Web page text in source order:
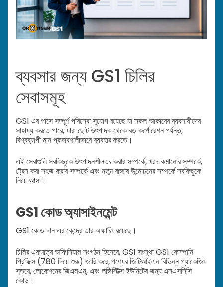
ব্যবসার জন্য GS1 চিলির
সেবাসমূহ
GS1 এর পাসে সম্পূর্ণ পরিসেবা সুযোগ রয়েছে যা সকল আকারের ব্যবসায়ীদের
সাহায্য করতে পারে, যারা ছোট উৎপাদক থেকে বড় কর্পোরেশন পর্যন্ত,
বিশ্বব্যাপী মান প্রভাবশালীভাবে ব্যবহার করতে।
এই সেবাগুলি সবকিছুকে উৎপাদনশীলতর করার সম্পর্কে, খরচ কমানোর সম্পর্কে,
ট্রেস করা সহজ করার সম্পর্কে এবং নতুন বাজার উন্মোচনের সম্পর্কে সবকিছুকে
নিয়ে আসা।
GS1 কোড অ্যাসাইনমেন্ট
GS1 কোড দান এর কেন্দ্রে তার অফারিং রয়েছে।
চিলির একমাত্র অফিসিয়াল সংগঠন হিসেবে, GS1 সংস্থা GS1 কোম্পানি
প্রিফিক্স (780 দিয়ে শুরু) জারি করে, পণ্যের জিটিআইএন বিভিন্ন প্যাকেজিং
স্তরে, লোকেশনের জিএলএন, এবং লজিস্টিক্স ইউনিটের জন্য এসএসসিসি
কোড।